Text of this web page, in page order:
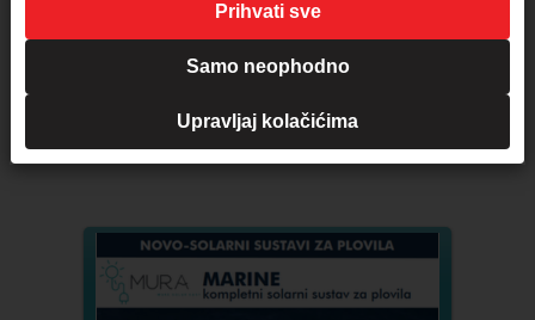
Prihvati sve
Samo neophodno
Upravljaj kolačićima